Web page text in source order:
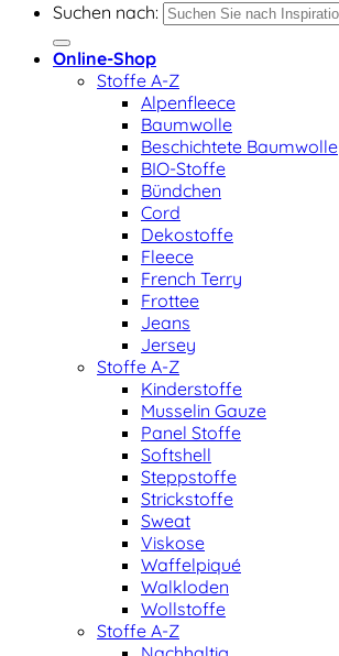
Suchen nach:
Online-Shop
Stoffe A-Z
Alpenfleece
Baumwolle
Beschichtete Baumwolle
BIO-Stoffe
Bündchen
Cord
Dekostoffe
Fleece
French Terry
Frottee
Jeans
Jersey
Stoffe A-Z
Kinderstoffe
Musselin Gauze
Panel Stoffe
Softshell
Steppstoffe
Strickstoffe
Sweat
Viskose
Waffelpiqué
Walkloden
Wollstoffe
Stoffe A-Z